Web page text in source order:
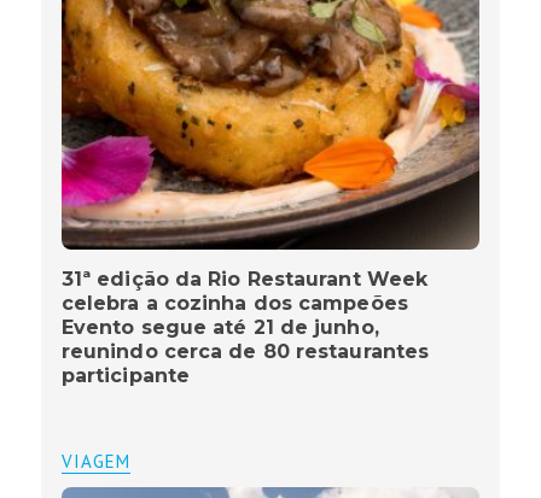
31ª edição da Rio Restaurant Week
celebra a cozinha dos campeões
Evento segue até 21 de junho,
reunindo cerca de 80 restaurantes
participante
VIAGEM